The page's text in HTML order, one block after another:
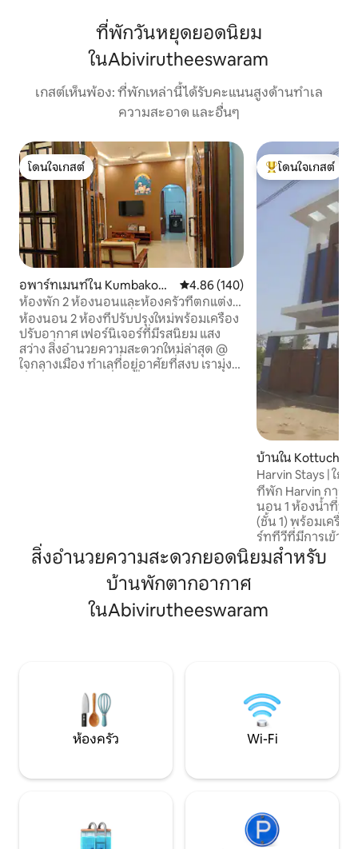
ที่พักวันหยุดยอดนิยม
ในAbivirutheeswaram
เกสต์เห็นพ้อง: ที่พักเหล่านี้ได้รับคะแนนสูงด้านทำเล
ความสะอาด และอื่นๆ
โดนใจเกสต์
โดนใจเกสต์
อพาร์ทเมนท์ใน Kumbakona
m
คะแนนเฉลี่ย 4.86 จาก 5, 140 รีวิว
4.86 (140)
ห้องพัก 2 ห้องนอนและห้องครัวที่ตกแต่ง
ใหม่ ปรับปรุงใหม่ มีเครื่องปรับอากาศ
สะอาด และอบอุ่น
ห้องนอน 2 ห้องที่ปรับปรุงใหม่พร้อมเครื่อง
ปรับอากาศ เฟอร์นิเจอร์ที่มีรสนิยม แสง
สว่าง สิ่งอำนวยความสะดวกใหม่ล่าสุด @
ใจกลางเมือง ทำเลที่อยู่อาศัยที่สงบ เรามุ่ง
โดนใจเกสต์ที่สุด
โดนใจเกสต์
บ้านใน
Harvin Stays | ใก
ที่พัก Harvin การจ
นอน 1 ห้องน้ำที่ทัน
(ชั้น 1) พร้อมเครื่อ
ร์ททีวีที่มีการเข้าถึง
เพลิดเพลินกับการ
แม่เหล็กไฟฟ้าและ
ปลอดภัยและเป็นกั
สิ่งอำนวยความสะดวกยอดนิยมสำหรับ
บ้านพักตากอากาศ
ในAbivirutheeswaram
ห้องครัว Wi-Fi